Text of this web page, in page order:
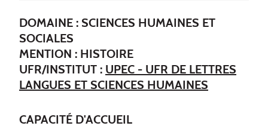
DOMAINE : SCIENCES HUMAINES ET
SOCIALES
MENTION : HISTOIRE
UFR/INSTITUT : UPEC - UFR DE LETTRES
LANGUES ET SCIENCES HUMAINES
CAPACITÉ D'ACCUEIL